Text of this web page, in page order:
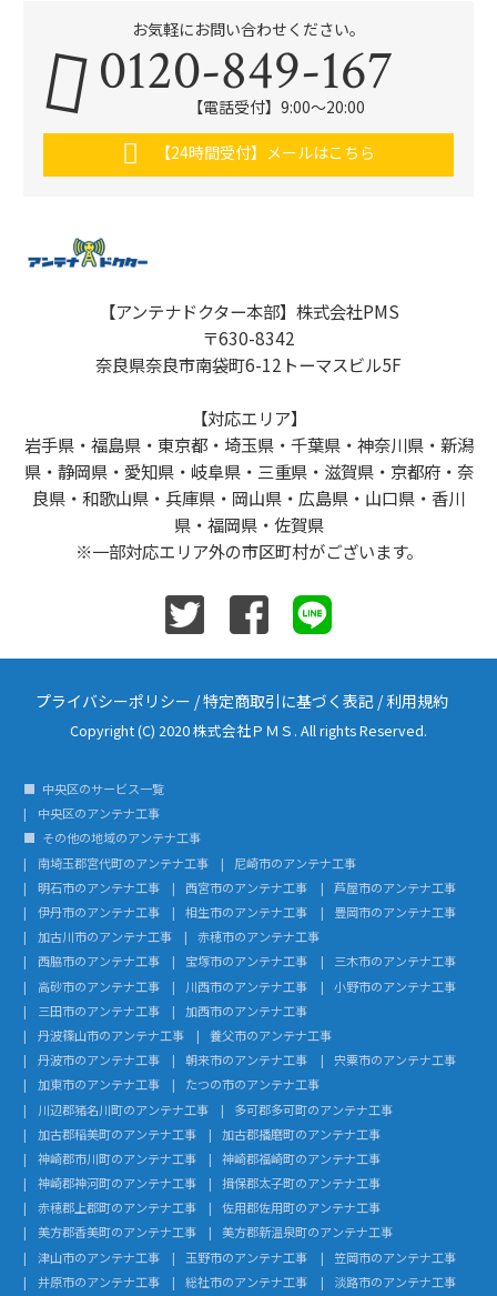
お気軽にお問い合わせください。
0120-849-167
【電話受付】9:00〜20:00
【24時間受付】メールはこちら
【アンテナドクター本部】株式会社PMS
〒630-8342
奈良県奈良市南袋町6-12トーマスビル5F
【対応エリア】
岩手県・福島県・東京都・埼玉県・千葉県・神奈川県・新潟
県・静岡県・愛知県・岐阜県・三重県・滋賀県・京都府・奈
良県・和歌山県・兵庫県・岡山県・広島県・山口県・香川
県・福岡県・佐賀県
※一部対応エリア外の市区町村がございます。
プライバシーポリシー /特定商取引に基づく表記 /利用規約
Copyright (C) 2020 株式会社ＰＭＳ. All rights Reserved.
中央区のサービス一覧
中央区のアンテナ工事
その他の地域のアンテナ工事
南埼玉郡宮代町のアンテナ工事
尼崎市のアンテナ工事
明石市のアンテナ工事
西宮市のアンテナ工事
芦屋市のアンテナ工事
伊丹市のアンテナ工事
相生市のアンテナ工事
豊岡市のアンテナ工事
加古川市のアンテナ工事
赤穂市のアンテナ工事
西脇市のアンテナ工事
宝塚市のアンテナ工事
三木市のアンテナ工事
高砂市のアンテナ工事
川西市のアンテナ工事
小野市のアンテナ工事
三田市のアンテナ工事
加西市のアンテナ工事
丹波篠山市のアンテナ工事
養父市のアンテナ工事
丹波市のアンテナ工事
朝来市のアンテナ工事
宍粟市のアンテナ工事
加東市のアンテナ工事
たつの市のアンテナ工事
川辺郡猪名川町のアンテナ工事
多可郡多可町のアンテナ工事
加古郡稲美町のアンテナ工事
加古郡播磨町のアンテナ工事
神崎郡市川町のアンテナ工事
神崎郡福崎町のアンテナ工事
神崎郡神河町のアンテナ工事
揖保郡太子町のアンテナ工事
赤穂郡上郡町のアンテナ工事
佐用郡佐用町のアンテナ工事
美方郡香美町のアンテナ工事
美方郡新温泉町のアンテナ工事
津山市のアンテナ工事
玉野市のアンテナ工事
笠岡市のアンテナ工事
井原市のアンテナ工事
総社市のアンテナ工事
淡路市のアンテナ工事